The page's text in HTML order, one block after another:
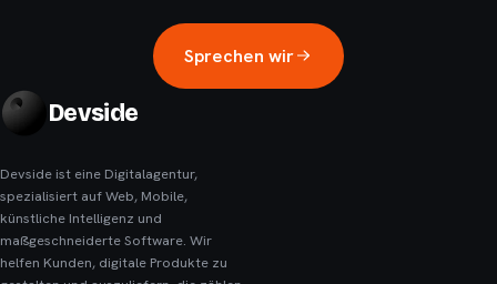
Sprechen wir
Devside
Devside ist eine Digitalagentur,
spezialisiert auf Web, Mobile,
künstliche Intelligenz und
maßgeschneiderte Software. Wir
helfen Kunden, digitale Produkte zu